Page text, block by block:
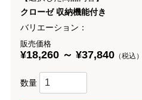
クローゼ 収納機能付き
バリエーション：
販売価格
¥18,260 ～ ¥37,840（税込）
数量